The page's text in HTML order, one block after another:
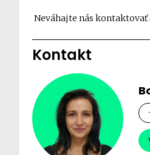
Neváhajte nás
Kontakt